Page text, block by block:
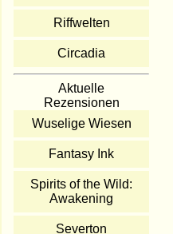
Riffwelten
Circadia
Aktuelle
Rezensionen
Wuselige Wiesen
Fantasy Ink
Spirits of the Wild:
Awakening
Severton